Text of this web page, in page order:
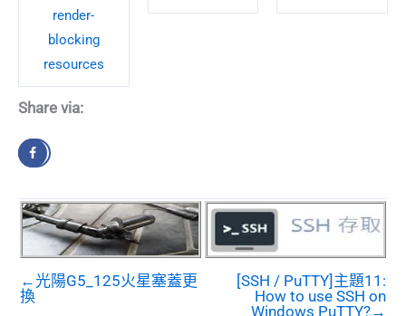
render-
blocking
resources
Share via:
←光陽G5_125火星塞蓋更
換
[SSH / PuTTY]主題11:
How to use SSH on
Windows PuTTY?→